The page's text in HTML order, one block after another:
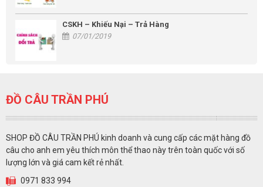
CSKH – Khiếu Nại – Trả Hàng
07/01/2019
ĐỒ CÂU TRẦN PHÚ
SHOP ĐỒ CÂU TRẦN PHÚ kinh doanh và cung cấp các mặt hàng đồ
câu cho anh em yêu thích môn thể thao này trên toàn quốc với số
lượng lớn và giá cam kết rẻ nhất.
0971 833 994